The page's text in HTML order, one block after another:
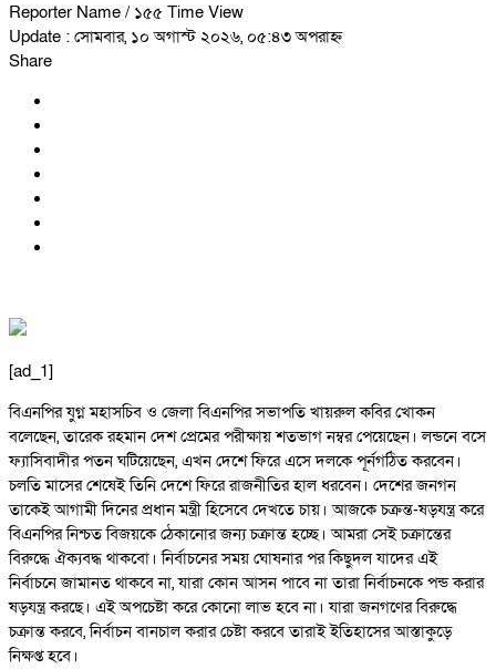
Reporter Name / ১৫৫ Time View
Update : সোমবার, ১০ অগাস্ট ২০২৬, ০৫:৪৩ অপরাহ্ন
Share
[ad_1]
বিএনপির যুগ্ন মহাসচিব ও জেলা বিএনপির সভাপতি খায়রুল কবির খোকন
বলেছেন, তারেক রহমান দেশ প্রেমের পরীক্ষায় শতভাগ নম্বর পেয়েছেন। লন্ডনে বসে
ফ্যাসিবাদীর পতন ঘটিয়েছেন, এখন দেশে ফিরে এসে দলকে পূর্নগঠিত করবেন।
চলতি মাসের শেষেই তিনি দেশে ফিরে রাজনীতির হাল ধরবেন। দেশের জনগন
তাকেই আগামী দিনের প্রধান মন্ত্রী হিসেবে দেখতে চায়। আজকে চক্রন্ত-ষড়যন্ত্র করে
বিএনপির নিশ্চত বিজয়কে ঠেকানোর জন্য চক্রান্ত হচ্ছে। আমরা সেই চক্রান্তের
বিরুদ্ধে ঐক্যবদ্ধ থাকবো। নির্বাচনের সময় ঘোষনার পর কিছুদল যাদের এই
নির্বাচনে জামানত থাকবে না, যারা কোন আসন পাবে না তারা নির্বাচনকে পন্ড করার
ষড়যন্ত্র করছে। এই অপচেষ্টা করে কোনো লাভ হবে না। যারা জনগণের বিরুদ্ধে
চক্রান্ত করবে, নির্বাচন বানচাল করার চেষ্টা করবে তারাই ইতিহাসের আস্তাকুড়ে
নিক্ষপ্ত হবে।